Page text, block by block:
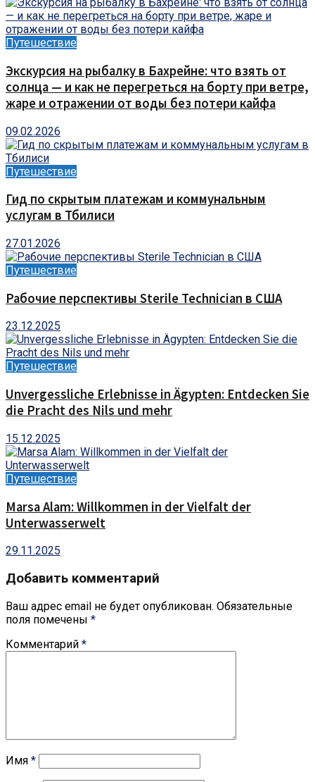
Путешествие
Экскурсия на рыбалку в Бахрейне: что взять от
солнца — и как не перегреться на борту при ветре,
жаре и отражении от воды без потери кайфа
09.02.2026
Путешествие
Гид по скрытым платежам и коммунальным
услугам в Тбилиси
27.01.2026
Путешествие
Рабочие перспективы Sterile Technician в США
23.12.2025
Путешествие
Unvergessliche Erlebnisse in Ägypten: Entdecken Sie
die Pracht des Nils und mehr
15.12.2025
Путешествие
Marsa Alam: Willkommen in der Vielfalt der
Unterwasserwelt
29.11.2025
Добавить комментарий
Ваш адрес email не будет опубликован. Обязательные
поля помечены *
Комментарий *
Имя *